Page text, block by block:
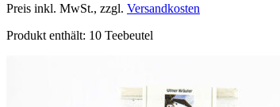
Preis inkl. MwSt., zzgl. Versandkosten
Produkt enthält: 10 Teebeutel